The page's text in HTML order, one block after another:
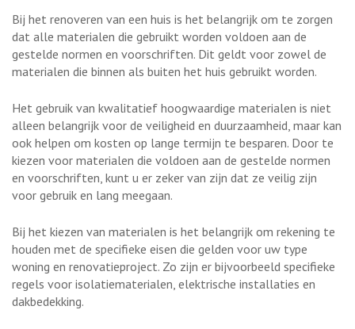
Bij het renoveren van een huis is het belangrijk om te zorgen
dat alle materialen die gebruikt worden voldoen aan de
gestelde normen en voorschriften. Dit geldt voor zowel de
materialen die binnen als buiten het huis gebruikt worden.
Het gebruik van kwalitatief hoogwaardige materialen is niet
alleen belangrijk voor de veiligheid en duurzaamheid, maar kan
ook helpen om kosten op lange termijn te besparen. Door te
kiezen voor materialen die voldoen aan de gestelde normen
en voorschriften, kunt u er zeker van zijn dat ze veilig zijn
voor gebruik en lang meegaan.
Bij het kiezen van materialen is het belangrijk om rekening te
houden met de specifieke eisen die gelden voor uw type
woning en renovatieproject. Zo zijn er bijvoorbeeld specifieke
regels voor isolatiematerialen, elektrische installaties en
dakbedekking.